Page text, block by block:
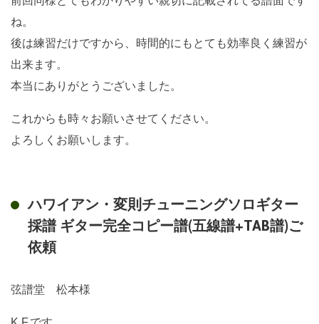
ね。
後は練習だけですから、時間的にもとても効率良く練習が
出来ます。
本当にありがとうございました。
これからも時々お願いさせてください。
よろしくお願いします。
ハワイアン・変則チューニングソロギター
採譜 ギター完全コピー譜(五線譜+TAB譜)ご
依頼
弦譜堂 松本様